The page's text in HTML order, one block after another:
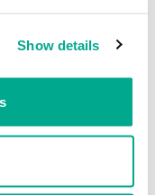
Show details
de usuarios de
para esta vulnerabilidad